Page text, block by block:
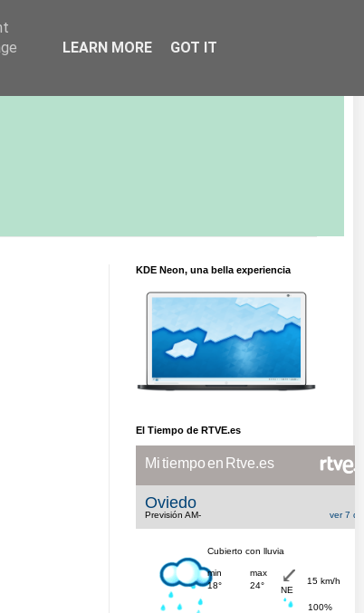
KDE Neon, una bella experiencia
El Tiempo de RTVE.es
LEARN MORE GOT IT